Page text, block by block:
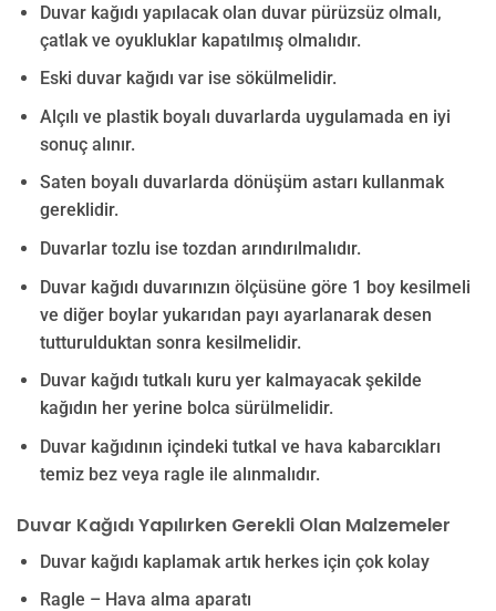
Duvar kağıdı yapılacak olan duvar pürüzsüz olmalı,
çatlak ve oyukluklar kapatılmış olmalıdır.
Eski duvar kağıdı var ise sökülmelidir.
Alçılı ve plastik boyalı duvarlarda uygulamada en iyi
sonuç alınır.
Saten boyalı duvarlarda dönüşüm astarı kullanmak
gereklidir.
Duvarlar tozlu ise tozdan arındırılmalıdır.
Duvar kağıdı duvarınızın ölçüsüne göre 1 boy kesilmeli
ve diğer boylar yukarıdan payı ayarlanarak desen
tutturulduktan sonra kesilmelidir.
Duvar kağıdı tutkalı kuru yer kalmayacak şekilde
kağıdın her yerine bolca sürülmelidir.
Duvar kağıdının içindeki tutkal ve hava kabarcıkları
temiz bez veya ragle ile alınmalıdır.
Duvar Kağıdı Yapılırken Gerekli Olan Malzemeler
Duvar kağıdı kaplamak artık herkes için çok kolay
Ragle – Hava alma aparatı